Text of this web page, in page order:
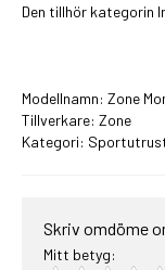
Den tillhör kategorin
Modellnamn: Zone
Tillverkare: Zone
Kategori:
Skriv omdöme
Mitt betyg: